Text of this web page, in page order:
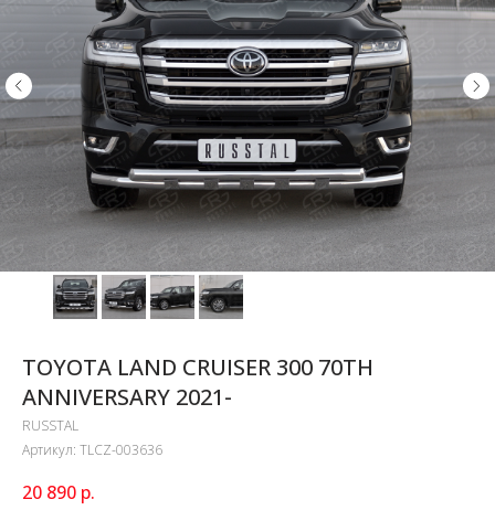
TOYOTA LAND CRUISER 300 70TH
ANNIVERSARY 2021-
RUSSTAL
Артикул: TLCZ-003636
20 890 р.